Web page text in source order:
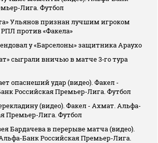
Лига. Футбол
Ульянов признан лучшим игроком
РПЛ против «Факела»
у «Барселоны» защитника Араухо
сыграли вничью в матче 3‑го тура
опаснеший удар (видео). Факел -
Российская Премьер-Лига. Футбол
(видео). Факел - Ахмат. Альфа-
Премьер-Лига. Футбол
Бардачева в перерыве матча (видео).
Банк Российская Премьер-Лига.